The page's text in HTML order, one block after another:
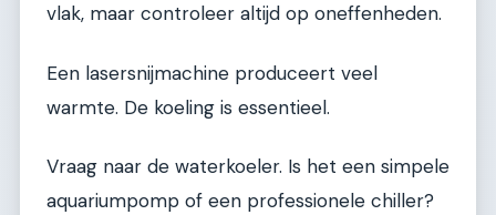
vlak, maar controleer altijd op oneffenheden.
Een lasersnijmachine produceert veel
warmte. De koeling is essentieel.
Vraag naar de waterkoeler. Is het een simpele
aquariumpomp of een professionele chiller?